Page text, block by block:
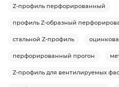
Z-профиль перфорированный
профиль Z-образный
стальной Z-профиль
перфорированный прогон
Z-профиль для вентилируемых